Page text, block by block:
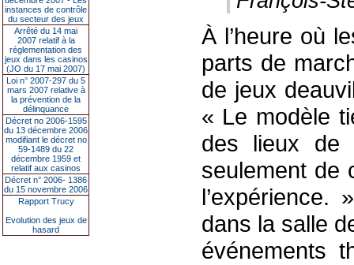
instances de contrôle
du secteur des jeux
Arrêté du 14 mai
2007 relatif à la
réglementation des
jeux dans les casinos
(JO du 17 mai 2007)
Loi n° 2007-297 du 5
mars 2007 relative à
la prévention de la
délinquance
Décret no 2006-1595
du 13 décembre 2006
modifiant le décret no
59-1489 du 22
décembre 1959 et
relatif aux casinos
Décret n° 2006- 1386
du 15 novembre 2006
Rapport Trucy
Evolution des jeux de
hasard
À l’heure où
parts de
de jeux
« Le modèle
des lieux de
seulement de
dans la salle
événements